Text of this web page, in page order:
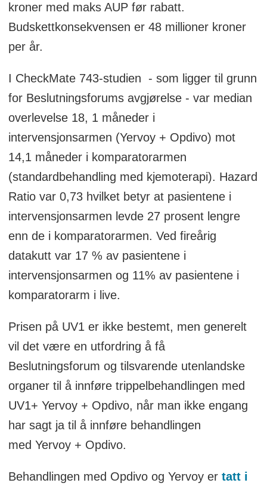
kroner med maks AUP før rabatt.
Budskettkonsekvensen er 48 millioner kroner
per år.
I CheckMate 743-studien - som ligger til grunn
for Beslutningsforums avgjørelse - var median
overlevelse 18, 1 måneder i
intervensjonsarmen (Yervoy + Opdivo) mot
14,1 måneder i komparatorarmen
(standardbehandling med kjemoterapi). Hazard
Ratio var 0,73 hvilket betyr at pasientene i
intervensjonsarmen levde 27 prosent lengre
enn de i komparatorarmen. Ved fireårig
datakutt var 17 % av pasientene i
intervensjonsarmen og 11% av pasientene i
komparatorarm i live.
Prisen på UV1 er ikke bestemt, men generelt
vil det være en utfordring å få
Beslutningsforum og tilsvarende utenlandske
organer til å innføre trippelbehandlingen med
UV1+ Yervoy + Opdivo, når man ikke engang
har sagt ja til å innføre behandlingen
med Yervoy + Opdivo.
Behandlingen med Opdivo og Yervoy er tatt i